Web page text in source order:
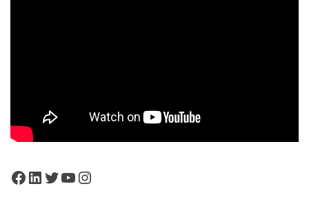
Facebook
LinkedIn
Twitter
YouTube
Instagram